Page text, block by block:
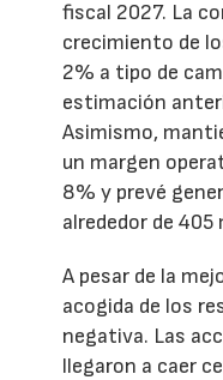
fiscal 2027. La
crecimiento de
2% a tipo de
estimación
Asimismo,
un margen
8% y prevé
alrededor de 405
A pesar de la
acogida de los
negativa. Las
llegaron a caer